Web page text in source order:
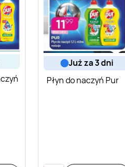
już za 3 dni
Płyn do naczyń Pur